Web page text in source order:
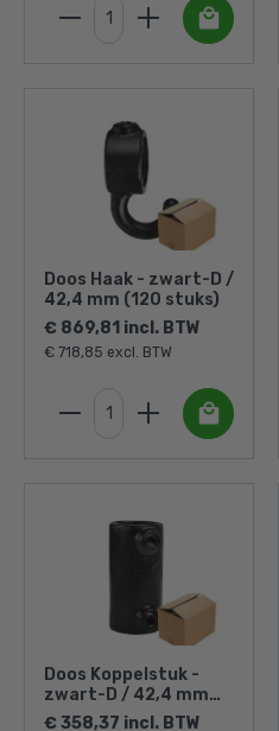
Doos Haak - zwart-D /
42,4 mm (120 stuks)
€ 869,81 incl. BTW
€ 718,85 excl. BTW
Doos Koppelstuk -
zwart-D / 42,4 mm
(35 stuks)
€ 358,37 incl. BTW